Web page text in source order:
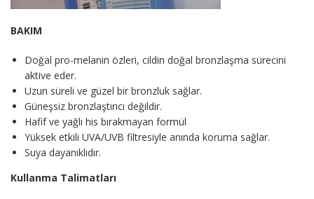
BAKIM
Doğal pro-melanin özleri, cildin doğal bronzlaşma sürecini
aktive eder.
Uzun süreli ve güzel bir bronzluk sağlar.
Güneşsiz bronzlaştırıcı değildir.
Hafif ve yağlı his bırakmayan formül
Yüksek etkili UVA/UVB filtresiyle anında koruma sağlar.
Suya dayanıklıdır.
Kullanma Talimatları